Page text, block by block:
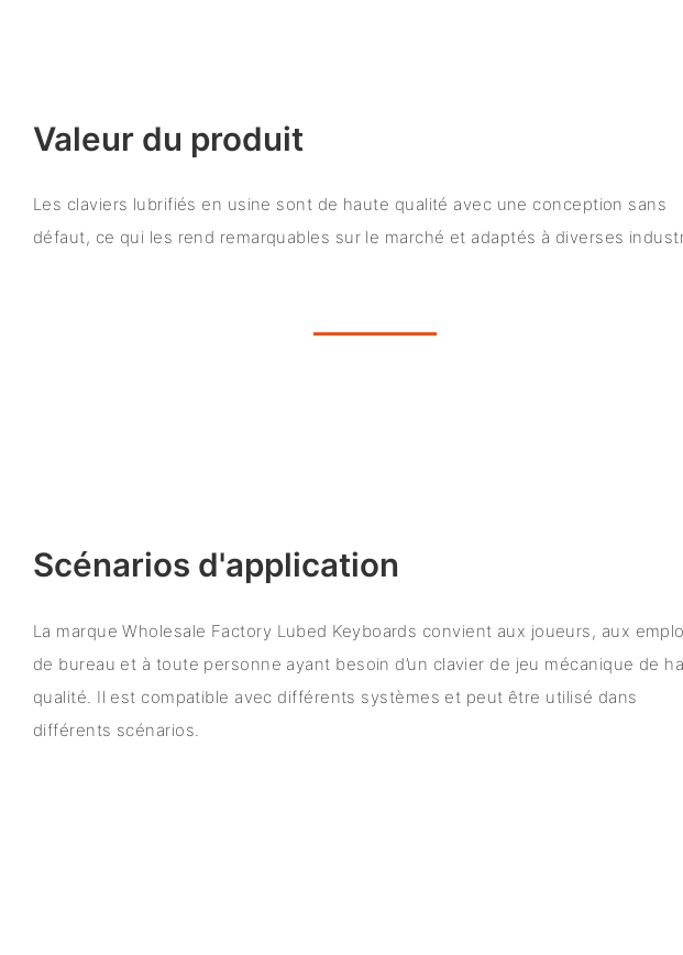
Valeur du produit
Les claviers lubrifiés en usine sont de haute qualité avec une conception sans
défaut, ce qui les rend remarquables sur le marché et adaptés à diverses
Scénarios d'application
La marque Wholesale Factory Lubed Keyboards convient aux joueurs, aux
de bureau et à toute personne ayant besoin d’un clavier de jeu mécanique de
qualité. Il est compatible avec différents systèmes et peut être utilisé dans
différents scénarios.